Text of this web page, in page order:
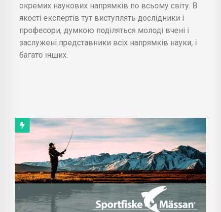
окремих наукових напрямків по всьому світу. В
якості експертів тут виступлять дослідники і
професори, думкою поділяться молоді вчені і
заслужені представники всіх напрямків науки, і
багато інших.